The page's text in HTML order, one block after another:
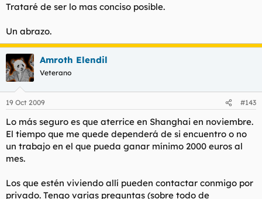
Trataré de ser lo mas conciso posible.
Un abrazo.
Amroth Elendil
Veterano
19 Oct 2009 #143
Lo más seguro es que aterrice en Shanghai en noviembre.
El tiempo que me quede dependerá de si encuentro o no
un trabajo en el que pueda ganar mínimo 2000 euros al
mes.
Los que estén viviendo allí pueden contactar conmigo por
privado. Tengo varias preguntas (sobre todo de